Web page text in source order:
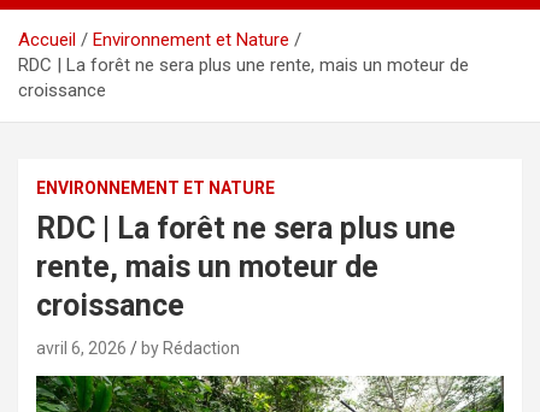
Accueil
Environnement et Nature
RDC | La forêt ne sera plus une rente, mais un moteur de
croissance
ENVIRONNEMENT ET NATURE
RDC | La forêt ne sera plus une
rente, mais un moteur de
croissance
avril 6, 2026 by Rédaction